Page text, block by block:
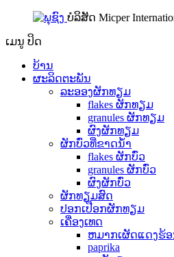
ບໍລິສັດ Micper
ເມນູ ປິດ
ບ້ານ
ຜະລິດຕະພັນ
ລະອອງຜັກທຽມ
flakes ຜັກທຽມ
granules ຜັກທຽມ
ຜົງຜັກທຽມ
ຜັກບົ່ວທີ່ຂາດນ້ໍາ
flakes ຜັກບົ່ວ
granules ຜັກບົ່ວ
ຜົງຜັກບົ່ວ
ຜັກທຽມສົດ
ປອກເປືອກຜັກທຽມ
ເຄື່ອງເທດ
ຫມາກເຜັດແດງຮ້
paprika